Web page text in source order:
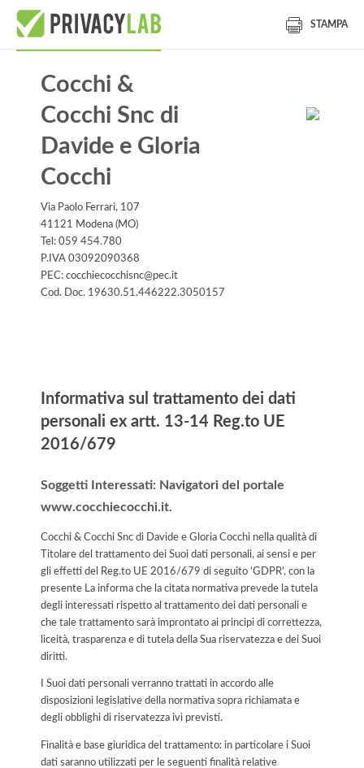
STAMPA
Cocchi &
Cocchi Snc di
Davide e Gloria
Cocchi
Via Paolo Ferrari, 107
41121 Modena (MO)
Tel: 059 454.780
P.IVA 03092090368
PEC: cocchiecocchisnc@pec.it
Cod. Doc. 19630.51.446222.3050157
Informativa sul trattamento dei dati
personali ex artt. 13-14 Reg.to UE
2016/679
Soggetti Interessati: Navigatori del portale
www.cocchiecocchi.it.
Cocchi & Cocchi Snc di Davide e Gloria Cocchi nella qualità di
Titolare del trattamento dei Suoi dati personali, ai sensi e per
gli effetti del Reg.to UE 2016/679 di seguito 'GDPR', con la
presente La informa che la citata normativa prevede la tutela
degli interessati rispetto al trattamento dei dati personali e
che tale trattamento sarà improntato ai principi di correttezza,
liceità, trasparenza e di tutela della Sua riservatezza e dei Suoi
diritti.
I Suoi dati personali verranno trattati in accordo alle
disposizioni legislative della normativa sopra richiamata e
degli obblighi di riservatezza ivi previsti.
Finalità e base giuridica del trattamento: in particolare i Suoi
dati saranno utilizzati per le seguenti finalità relative